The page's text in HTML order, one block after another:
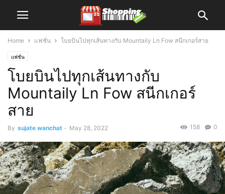
Home แฟชั่น โบยบินไปทุกเส้นทางกับ Mountaily Ln Fow สนีกเกอร์สาย
แฟชั่น
โบยบินไปทุกเส้นทางกับ
Mountaily Ln Fow สนีกเกอร์
สาย
By sujate wanchat - May 28, 2022 0
158